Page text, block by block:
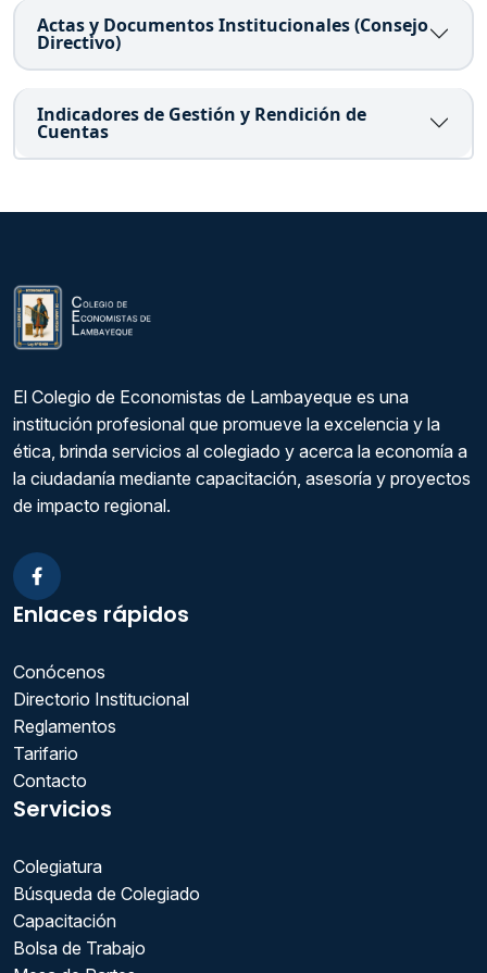
Actas y Documentos Institucionales (Consejo
Directivo)
Indicadores de Gestión y Rendición de
Cuentas
El Colegio de Economistas de Lambayeque es una
institución profesional que promueve la excelencia y la
ética, brinda servicios al colegiado y acerca la economía a
la ciudadanía mediante capacitación, asesoría y proyectos
de impacto regional.
Facebook
Enlaces rápidos
Conócenos
Directorio Institucional
Reglamentos
Tarifario
Contacto
Servicios
Colegiatura
Búsqueda de Colegiado
Capacitación
Bolsa de Trabajo